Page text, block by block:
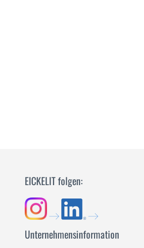
EICKELIT folgen:
Unternehmensinformation